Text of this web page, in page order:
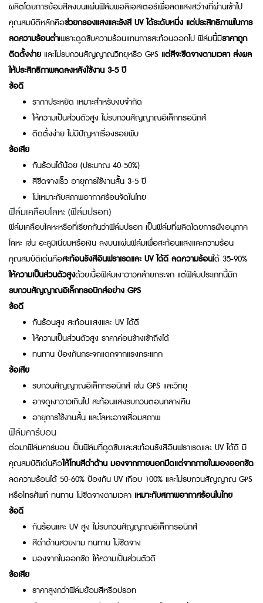
ผลิตโดยการย้อมสีลงบนแผ่นฟิล์มพอลิเอสเตอร์เพื่อลดแสงสว่างที่ผ่านเข้าไป
คุณสมบัติหลักคือช่วยกรองแสงและรังสี UV ได้ระดับหนึ่ง แต่ประสิทธิภาพในการ
ลดความร้อนต่ำเพราะดูดซับความร้อนแทนการสะท้อนออกไป ฟิล์มนี้มีราคาถูก
ติดตั้งง่าย และไม่รบกวนสัญญาณวิทยุหรือ GPS แต่สีจะซีดจางตามเวลา ส่งผล
ให้ประสิทธิภาพลดลงหลังใช้งาน 3-5 ปี
ข้อดี
ราคาประหยัด เหมาะสำหรับงบจำกัด
ให้ความเป็นส่วนตัวสูง ไม่รบกวนสัญญาณอิเล็กทรอนิกส์
ติดตั้งง่าย ไม่มีปัญหาเรื่องรอยพับ
ข้อเสีย
กันร้อนได้น้อย (ประมาณ 40-50%)
สีซีดจางเร็ว อายุการใช้งานสั้น 3-5 ปี
ไม่เหมาะกับสภาพอากาศร้อนจัดในไทย
ฟิล์มเคลือบโลหะ (ฟิล์มปรอท)
ฟิล์มเคลือบโลหะหรือที่เรียกกันว่าฟิล์มปรอท เป็นฟิล์มที่ผลิตโดยการฝังอนุภาค
โลหะ เช่น อะลูมิเนียมหรือเงิน ลงบนแผ่นฟิล์มเพื่อสะท้อนแสงและความร้อน
คุณสมบัติเด่นคือสะท้อนรังสีอินฟราเรดและ UV ได้ดี ลดความร้อนได้ 35-90%
ให้ความเป็นส่วนตัวสูงด้วยเนื้อฟิล์มเงาวาวคล้ายกระจก แต่ฟิล์มประเภทนี้มัก
รบกวนสัญญาณอิเล็กทรอนิกส์อย่าง GPS
ข้อดี
กันร้อนสูง สะท้อนแสงและ UV ได้ดี
ให้ความเป็นส่วนตัวสูง ราคาค่อนข้างเข้าถึงได้
ทนทาน ป้องกันกระจกแตกจากแรงกระแทก
ข้อเสีย
รบกวนสัญญาณอิเล็กทรอนิกส์ เช่น GPS และวิทยุ
อาจดูเงาวาวเกินไป สะท้อนแสงรบกวนตอนกลางคืน
อายุการใช้งานสั้น และโลหะอาจเสื่อมสภาพ
ฟิล์มคาร์บอน
ต่อมาฟิล์มคาร์บอน เป็นฟิล์มที่ดูดซับและสะท้อนรังสีอินฟราเรดและ UV ได้ดี มี
คุณสมบัติเด่นคือให้โทนสีดำด้าน มองจากภายนอกมืดแต่จากภายในมองออกชัด
ลดความร้อนได้ 50-60% ป้องกัน UV เกือบ 100% และไม่รบกวนสัญญาณ GPS
หรือโทรศัพท์ ทนทาน ไม่ซีดจางตามเวลา เหมาะกับสภาพอากาศร้อนในไทย
ข้อดี
กันร้อนและ UV สูง ไม่รบกวนสัญญาณอิเล็กทรอนิกส์
สีดำด้านสวยงาม ทนทาน ไม่ซีดจาง
มองจากในออกชัด ให้ความเป็นส่วนตัวดี
ข้อเสีย
ราคาสูงกว่าฟิล์มย้อมสีหรือปรอท